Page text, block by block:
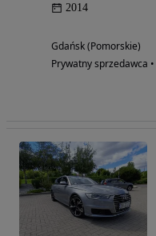
2014
Gdańsk (Pomorskie)
Prywatny sprzedawca